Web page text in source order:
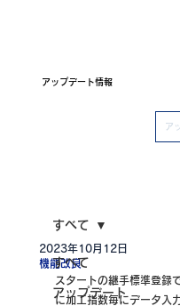
アップデート情報
すべて
アップデート
すべて
機能改良
2023年10月12日
スタートの継手標準登録
に加工指数毎にデータ入